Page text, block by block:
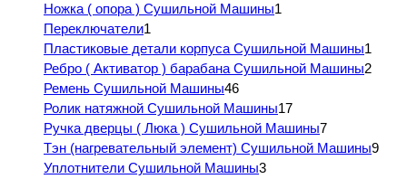
Ножка ( опора ) Сушильной Машины1
Переключатели1
Пластиковые детали корпуса Сушильной Машины1
Ребро ( Активатор ) барабана Сушильной Машины2
Ремень Сушильной Машины46
Ролик натяжной Сушильной Машины17
Ручка дверцы ( Люка ) Сушильной Машины7
Тэн (нагревательный элемент) Сушильной Машины9
Уплотнители Сушильной Машины3